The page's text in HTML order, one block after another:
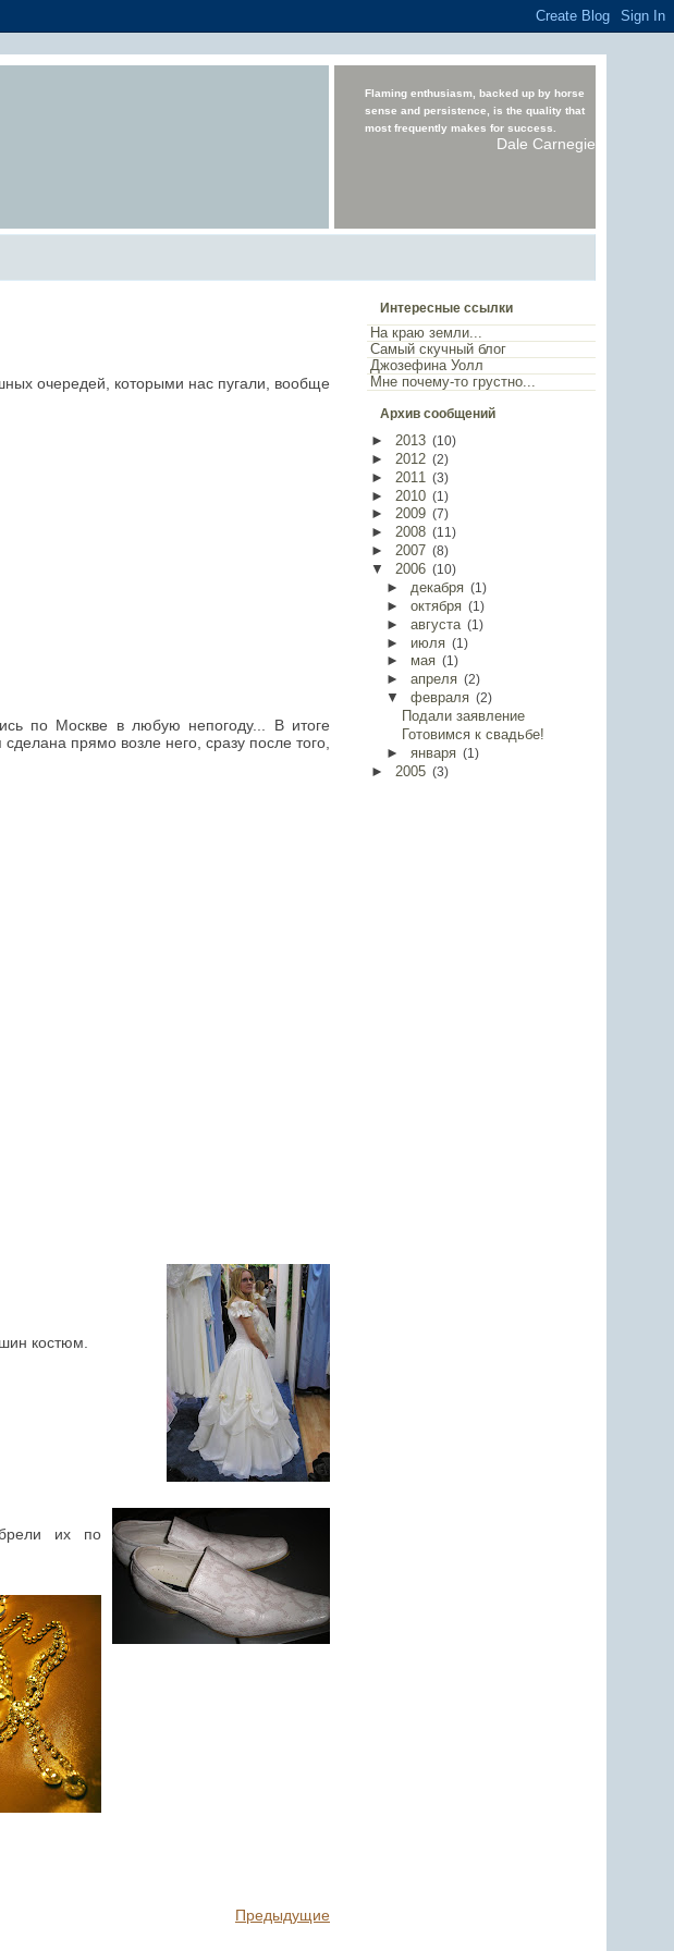
Flaming enthusiasm, backed up by horse
sense and persistence, is the quality that
most frequently makes for success.
Dale Carnegie
очередей, которыми нас пугали, вообще
по Москве в любую непогоду... В итоге
прямо возле него, сразу после того,
костюм.
их по
Предыдущие
Интересные ссылки
На краю земли...
Самый скучный блог
Джозефина Уолл
Мне почему-то грустно...
Архив сообщений
► 2013 (10)
► 2012 (2)
► 2011 (3)
► 2010 (1 )
► 2009 ( 7)
► 2008 (11 )
► 2007 (8)
▼ 2006 (10)
► декабря (1 )
► октября (1 )
► августа (1 )
► июля (1 )
► мая (1 )
► апреля (2)
▼ февраля (2)
Подали заявление
Готовимся к свадьбе!
►
января (1 )
► 2005 (3)